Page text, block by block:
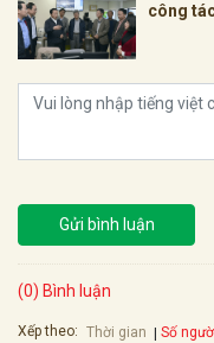
công
Gửi bình luận
(0) Bình luận
Xếp theo: Thời gian Số